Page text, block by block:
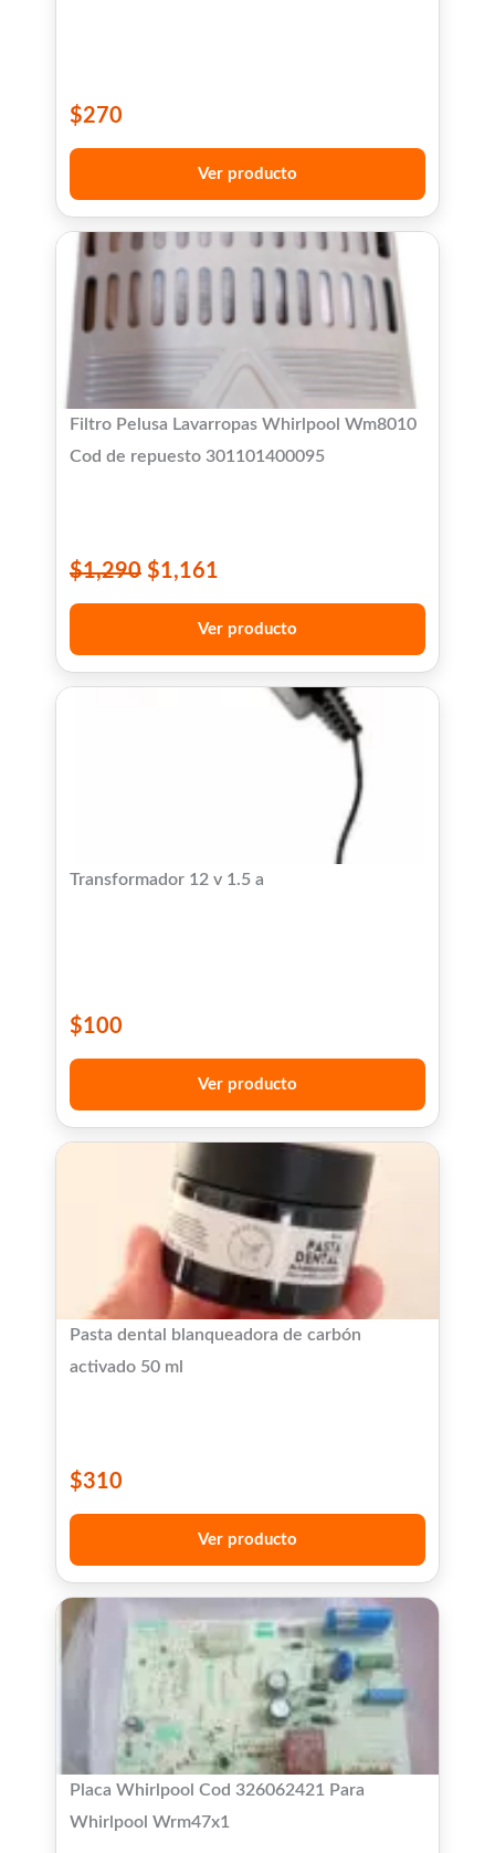
$270
Ver producto
Filtro Pelusa Lavarropas Whirlpool Wm8010
Cod de repuesto 301101400095
$1,290 $1,161
Ver producto
Transformador 12 v 1.5 a
$100
Ver producto
Pasta dental blanqueadora de carbón
activado 50 ml
$310
Ver producto
Placa Whirlpool Cod 326062421 Para
Whirlpool Wrm47x1